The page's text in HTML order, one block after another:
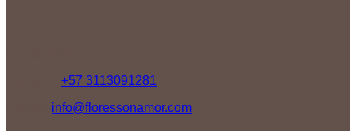
+57 3113091281
info@floressonamor.com